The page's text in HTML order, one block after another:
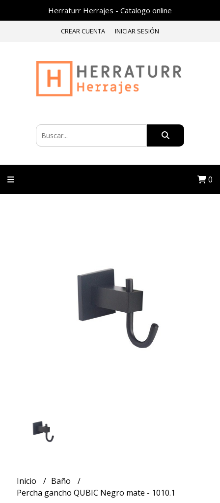
Herraturr Herrajes - Catalogo online
CREAR CUENTA INICIAR SESIÓN
0
Inicio
Baño
Percha gancho QUBIC Negro mate - 1010.1